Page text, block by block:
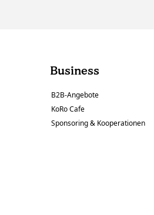
Business
B2B-Angebote
KoRo Cafe
Sponsoring & Kooperationen